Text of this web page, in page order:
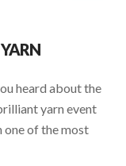
heard about the
yarn event
one of the most